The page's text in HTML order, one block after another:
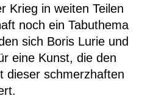
Krieg in weiten Teilen
noch ein Tabuthema
sich Boris Lurie und
eine Kunst, die den
dieser schmerzhaften